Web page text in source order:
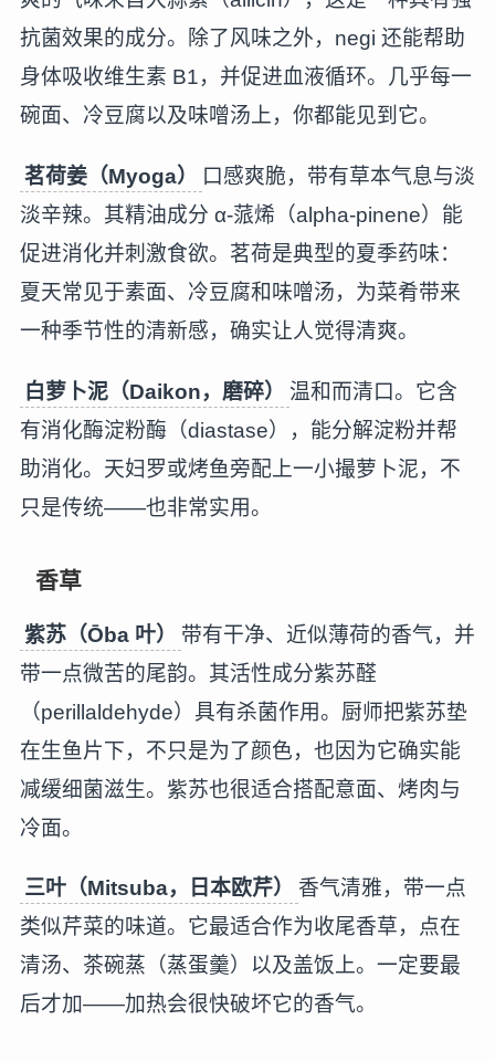
抗菌效果的成分。除了风味之外，negi 还能帮助
身体吸收维生素 B1，并促进血液循环。几乎每一
碗面、冷豆腐以及味噌汤上，你都能见到它。
茗荷姜（Myoga）
口感爽脆，带有草本气息与淡
淡辛辣。其精油成分 α-蒎烯（alpha-pinene）能
促进消化并刺激食欲。茗荷是典型的夏季药味：
夏天常见于素面、冷豆腐和味噌汤，为菜肴带来
一种季节性的清新感，确实让人觉得清爽。
白萝卜泥（Daikon，磨碎）
温和而清口。它含
有消化酶淀粉酶（diastase），能分解淀粉并帮
助消化。天妇罗或烤鱼旁配上一小撮萝卜泥，不
只是传统——也非常实用。
香草
紫苏（Ōba 叶）
带有干净、近似薄荷的香气，并
带一点微苦的尾韵。其活性成分紫苏醛
（perillaldehyde）具有杀菌作用。厨师把紫苏垫
在生鱼片下，不只是为了颜色，也因为它确实能
减缓细菌滋生。紫苏也很适合搭配意面、烤肉与
冷面。
三叶（Mitsuba，日本欧芹）
香气清雅，带一点
类似芹菜的味道。它最适合作为收尾香草，点在
清汤、茶碗蒸（蒸蛋羹）以及盖饭上。一定要最
后才加——加热会很快破坏它的香气。